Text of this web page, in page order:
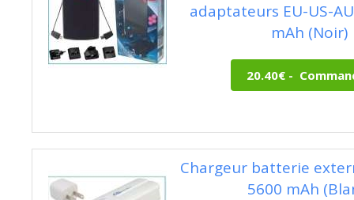
adaptateurs EU-US-
mAh (Noir)
Chargeur batterie
5600 mAh